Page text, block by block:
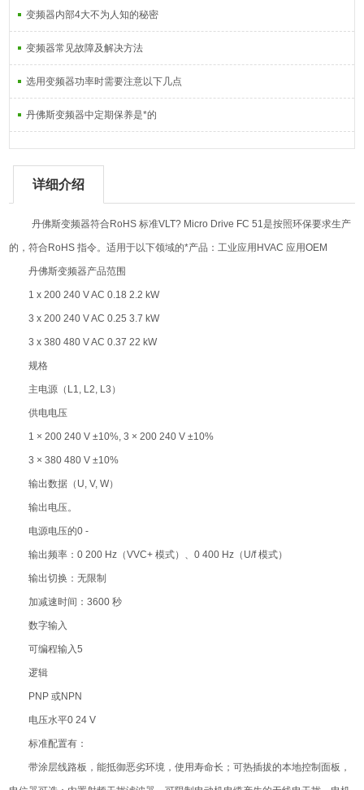
变频器内部4大不为人知的秘密
变频器常见故障及解决方法
选用变频器功率时需要注意以下几点
丹佛斯变频器中定期保养是*的
详细介绍
丹佛斯变频器符合RoHS 标准VLT? Micro Drive FC 51是按照环保要求生产
的，符合RoHS 指令。适用于以下领域的*产品：工业应用HVAC 应用OEM
丹佛斯变频器产品范围
1 x 200 240 V AC 0.18 2.2 kW
3 x 200 240 V AC 0.25 3.7 kW
3 x 380 480 V AC 0.37 22 kW
规格
主电源（L1, L2, L3）
供电电压
1 × 200 240 V ±10%, 3 × 200 240 V ±10%
3 × 380 480 V ±10%
输出数据（U, V, W）
输出电压。
电源电压的0 -
输出频率：0 200 Hz（VVC+ 模式）、0 400 Hz（U/f 模式）
输出切换：无限制
加减速时间：3600 秒
数字输入
可编程输入5
逻辑
PNP 或NPN
电压水平0 24 V
标准配置有：
带涂层线路板，能抵御恶劣环境，使用寿命长；可热插拔的本地控制面板，